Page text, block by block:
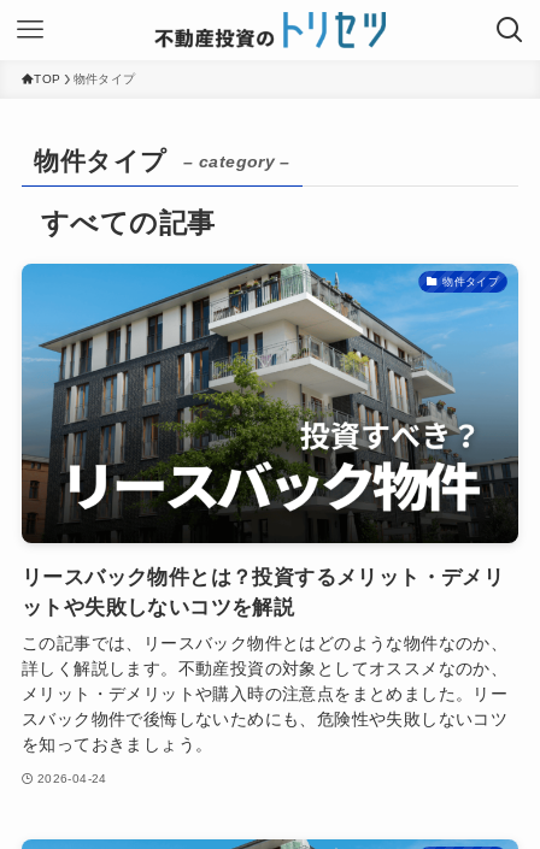
TOP 物件タイプ
物件タイプ – category –
物件タイプ
リースバック物件とは？投資するメリット・デメリ
ットや失敗しないコツを解説
この記事では、リースバック物件とはどのような物件なのか、
詳しく解説します。不動産投資の対象としてオススメなのか、
メリット・デメリットや購入時の注意点をまとめました。リー
スバック物件で後悔しないためにも、危険性や失敗しないコツ
を知っておきましょう。
2026-04-24